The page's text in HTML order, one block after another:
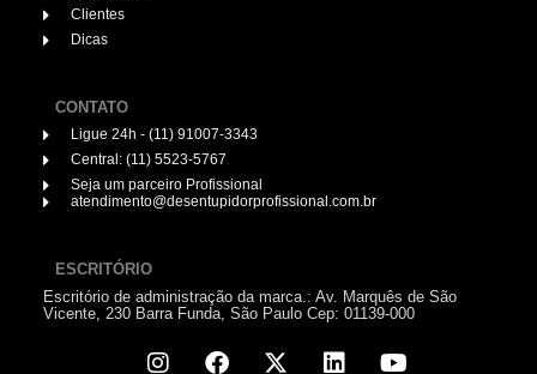
Clientes
Dicas
CONTATO
Ligue 24h - (11) 91007-3343
Central: (11) 5523-5767
Seja um parceiro Profissional
atendimento@desentupidorprofissional.com.br
ESCRITÓRIO
Escritório de administração da marca.: Av. Marquês de São
Vicente, 230 Barra Funda, São Paulo Cep: 01139-000